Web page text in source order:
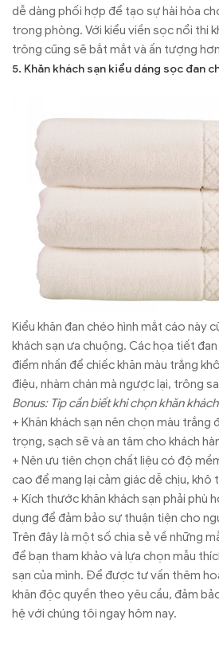
dễ dàng phối hợp để tạo sự hài hòa
trong phòng. Với kiểu viền sọc nổi thi
trông cũng sẽ bắt mắt và ấn tượng hơn
5. Khăn khách sạn kiểu dáng sọc đan
Kiểu khăn đan chéo hình mắt cáo này
khách sạn ưa chuộng. Các họa tiết
điểm nhấn để chiếc khăn màu trắng
điệu, nhàm chán mà ngược lại, trông
Bonus: Tip cần biết khi chọn khăn
+ Khăn khách sạn nên chọn màu trắng
trọng, sạch sẽ và an tâm cho khách
+ Nên ưu tiên chọn chất liệu có độ
cao để mang lại cảm giác dễ chịu, khô
+ Kích thước khăn khách sạn phải phù
dụng để đảm bảo sự thuận tiện cho
Trên đây là một số chia sẻ về những
để bạn tham khảo và lựa chọn mẫu
sạn của mình. Để được tư vấn thêm
khăn độc quyền theo yêu cầu, đảm
hệ với chúng tôi ngay hôm nay.